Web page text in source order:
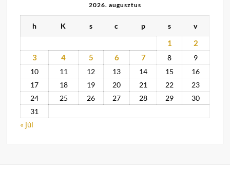
2026. augusztus
h K s c p s v
1
2
3
4 5 6 7 8
9
10
11 12 13 14 15
16
17
18 19 20 21 22
23
24
25 26 27 28 29
30
31
« júl